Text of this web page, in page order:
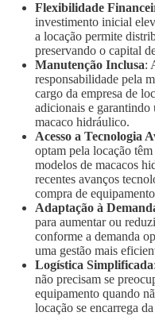
Flexibilidade
investimento inicial
a locação permite
preservando o capital
Manutenção Inclusa:
responsabilidade pela
cargo da empresa de
adicionais e
macaco hidráulico.
Acesso a Tecnologia
optam pela locação
modelos de macacos
recentes avanços
compra de
Adaptação à
para aumentar ou
conforme a demanda
uma gestão mais
Logística Simplificada
não precisam se
equipamento quando
locação se encarrega